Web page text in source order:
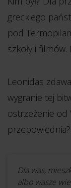
greckiego
pod
szkoły i
Leonidas
wygranie tej
ostrzeżenie od
przepowiednia?
Dla was,
albo wasze